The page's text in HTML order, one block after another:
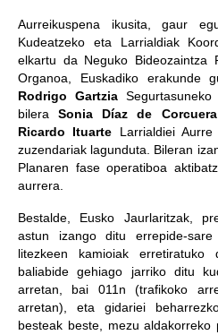
Aurreikuspena ikusita, gaur
Kudeatzeko eta Larrialdiak
elkartu da Neguko Bideozaintza
Organoa, Euskadiko erakunde
Rodrigo Gartzia
bileraSonia Díaz de Corcuera
Ricardo Ituarte Larrialdiei
zuzendariak lagunduta. Bileran
Planaren fase operatiboa
aurrera.
Bestalde, Eusko Jaurlaritzak,
astun izango ditu errepide-
litezkeen kamioiak erretiratuko
baliabide gehiago jarriko ditu
arretan, bai 011n (trafikoko
arretan), eta gidariei
besteak beste, mezu